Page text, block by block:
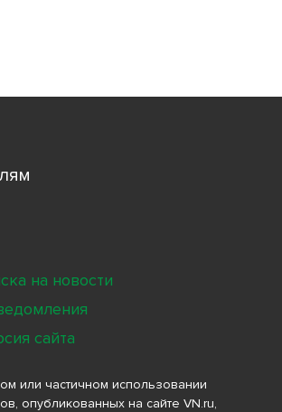
или частичном использовании
опубликованных на сайте VN.ru,
на новости
сайта